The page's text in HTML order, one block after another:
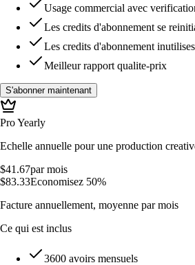
Usage commercial avec
Les credits d'abonnement se
Les credits d'abonnement
Meilleur rapport qualite-prix
S'abonner maintenant
Pro Yearly
Echelle annuelle pour une production
$41.67par mois
$83.33Economisez 50%
Facture annuellement, moyenne par mois
Ce qui est inclus
3600 avoirs mensuels